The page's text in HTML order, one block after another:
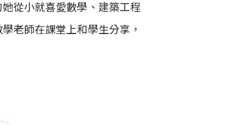
從小就喜愛數學、建築工程
老師在課堂上和學生分享，